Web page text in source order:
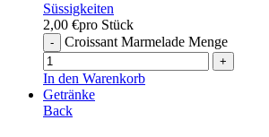
Süssigkeiten
2,00 €pro Stück
Croissant Marmelade Menge
In den Warenkorb
Getränke
Back